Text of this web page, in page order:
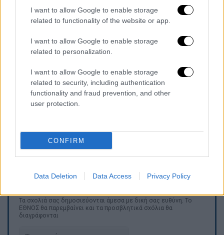
I want to allow Google to enable storage
related to functionality of the website or app.
I want to allow Google to enable storage
related to personalization.
I want to allow Google to enable storage
related to security, including authentication
functionality and fraud prevention, and other
user protection.
CONFIRM
Data Deletion Data Access Privacy Policy
Κανένας από τους δύοδεν επιβεβαιώνει τον
χωρισμό τους, αλλά μια σειρά γεγονότων
που έχουν συμβεί τους τελευταίους μήνες,
δεν αφήνουν χώρο για αμφιβολίες. Η Λόπεζ
γιόρτασε τα γενέθλιά της σε ένα πάρτι, όπου
ηθοποιόςδεν παραβρέθηκε ποτέ
Την ίδια ώρα, οι παπαράτσι παρατήρησαν ότι
η σταρ σταμάτησε να φοράει το κολιέ με το
αποκάλυψαν ότιπέρασαν χωριστά την
επέτειο του γάμου του
η Λόπεζ ψάχνει και εκείνη το νέο της σπίτι.
Τα σχολιά σας δημοσιεύονται άμεσα με δική σας ευθύνη. Το
ΕΘΝΟΣ θα παρεμβαίνει και τα προσβλητικά σχόλια θα
διαγράφονται